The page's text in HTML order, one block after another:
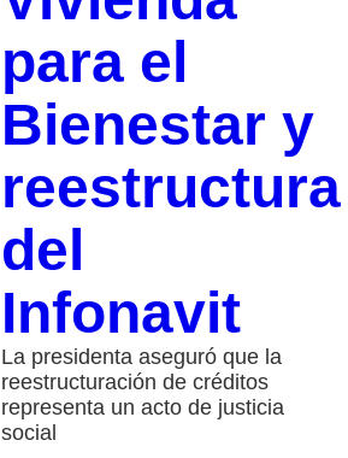
para el
Bienestar y
reestructura
del
Infonavit
La presidenta aseguró que la
reestructuración de créditos
representa un acto de justicia
social